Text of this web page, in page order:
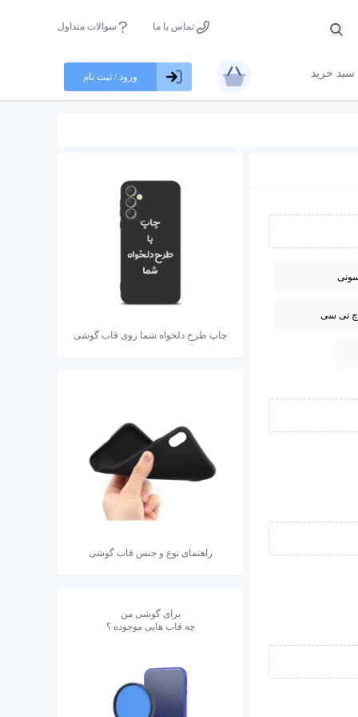
تماس با ما سوالات متداول
سبد خرید ورود / ثبت نام
تی سی
چاپ طرح دلخواه شما روی قاب گوشی
راهنمای نوع و جنس قاب گوشی
برای گوشی من
چه قاب هایی موجوده ؟